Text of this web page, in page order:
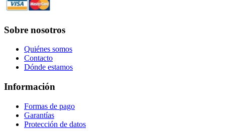
Sobre nosotros
Quiénes somos
Contacto
Dónde estamos
Información
Formas de pago
Garantías
Protección de datos